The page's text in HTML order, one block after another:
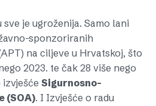
je ugroženija. Samo lani
sponzoriranih
na ciljeve u Hrvatskoj, što
2023. te čak 28 više nego
izvješće Sigurnosno-
(SOA). I Izvješće o radu